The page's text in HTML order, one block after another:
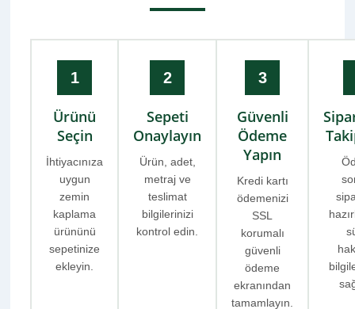
1
Ürünü
Seçin
İhtiyacınıza
uygun
zemin
kaplama
ürününü
sepetinize
ekleyin.
2
Sepeti
Onaylayın
Ürün, adet,
metraj ve
teslimat
bilgilerinizi
kontrol edin.
3
Güvenli
Ödeme
Yapın
Kredi kartı
ödemenizi
SSL
korumalı
güvenli
ödeme
ekranından
tamamlayın.